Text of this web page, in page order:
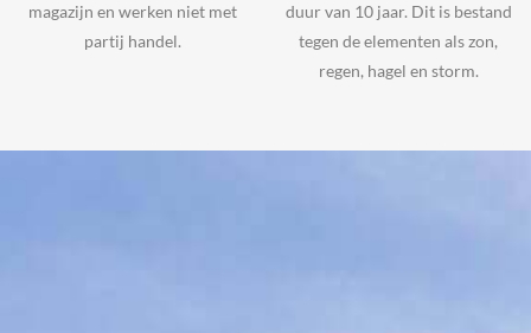
magazijn en werken niet met
partij handel.
duur van 10 jaar. Dit is bestand
tegen de elementen als zon,
regen, hagel en storm.